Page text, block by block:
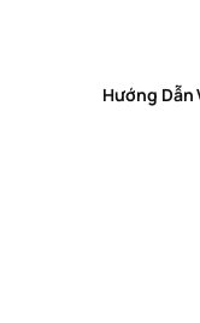
Hướng Dẫn